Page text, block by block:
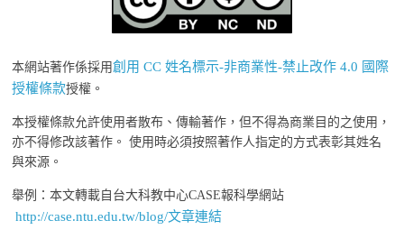
本網站著作係採用創用 CC 姓名標示-非商業性-禁止改作 4.0 國際
授權條款授權。
本授權條款允許使用者散布、傳輸著作，但不得為商業目的之使用，
亦不得修改該著作。 使用時必須按照著作人指定的方式表彰其姓名
與來源。
舉例：本文轉載自台大科教中心CASE報科學網站
http://case.ntu.edu.tw/blog/文章連結